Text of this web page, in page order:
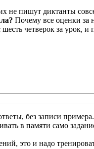
не пишут диктанты
Почему все оценки за
четверок за урок, и
без записи
в памяти само
это и надо